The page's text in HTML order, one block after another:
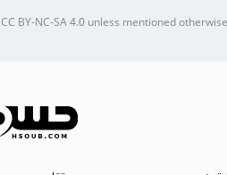
CC BY-NC-SA 4.0unless mentioned